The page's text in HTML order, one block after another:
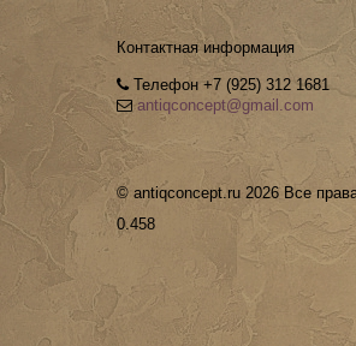
Контактная информация
Телефон +7 (925) 312 1681
antiqconcept@gmail.com
© antiqconcept.ru 2026 Все
0.458